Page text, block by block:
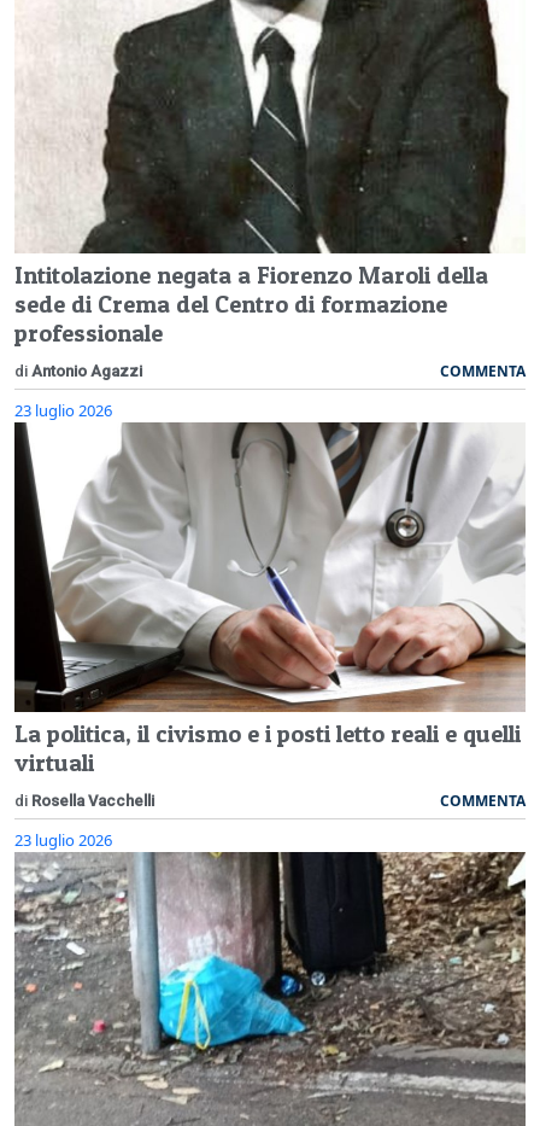
Intitolazione negata a Fiorenzo Maroli della
sede di Crema del Centro di formazione
professionale
di Antonio Agazzi COMMENTA
23 luglio 2026
La politica, il civismo e i posti letto reali e quelli
virtuali
di Rosella Vacchelli COMMENTA
23 luglio 2026